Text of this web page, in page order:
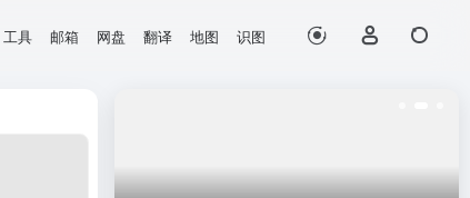
工具 邮箱 网盘 翻译 地图 识图